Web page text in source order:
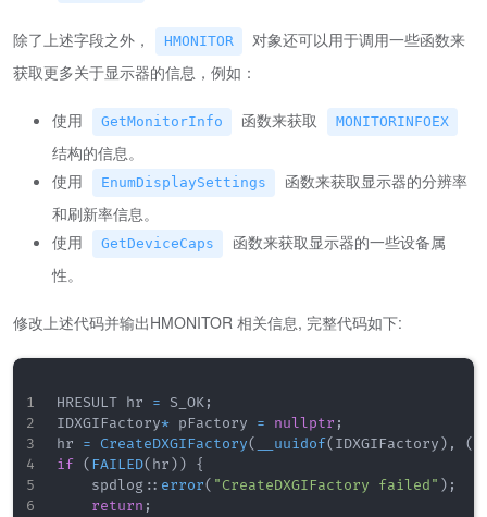
除了上述字段之外， HMONITOR
对象还可以用于调用一些函数来
获取更多关于显示器的信息，例如：
使用 GetMonitorInfo 函数来获取 MONITORINFOEX
结构的信息。
使用
EnumDisplaySettings
函数来获取显示器的分辨率
和刷新率信息。
使用
GetDeviceCaps
函数来获取显示器的一些设备属
性。
修改上述代码并输出HMONITOR 相关信息, 完整代码如下:
HRESULT hr = S_OK;
IDXGIFactory* pFactory = nullptr ;
hr = CreateDXGIFactory( __uuidof( IDXGIFactory ) , (
if ( FAILED( hr ) )
{
    spdlog
:: error( "CreateDXGIFactory failed" ) ;
return ;